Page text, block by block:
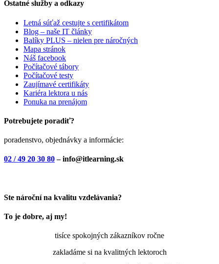
Ostatné služby a odkazy
Letná súťaž cestujte s certifikátom
Blog – naše IT články
Balíky PLUS – nielen pre náročných
Mapa stránok
Náš facebook
Počítačové tábory
Počítačové testy
Zaujímavé certifikáty
Kariéra lektora u nás
Ponuka na prenájom
Potrebujete poradiť?
poradenstvo, objednávky a informácie:
02 / 49 20 30 80– info@itlearning.sk
Ste nároční na kvalitu vzdelávania?
To je dobre, aj my!
tisíce spokojných zákazníkov ročne
zakladáme si na kvalitných lektoroch